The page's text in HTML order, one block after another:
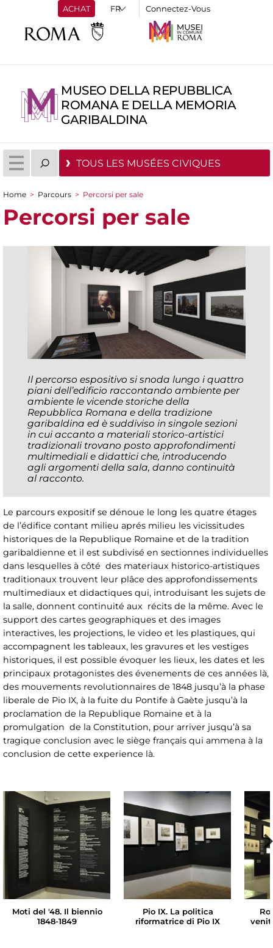
ACHAT Connectez-Vous
MUSEO DELLA REPUBBLICA
ROMANA E DELLA MEMORIA
GARIBALDINA
TOUS LES MUSÉES CIVIQUES
You are here
Home > Parcours > Percorsi per sale
Percorsi per sale
Il percorso espositivo si snoda lungo i quattro
piani dell’edificio raccontando ambiente per
ambiente le vicende storiche della
Repubblica Romana e della tradizione
garibaldina ed è suddiviso in singole sezioni
in cui accanto a materiali storico-artistici
tradizionali trovano posto approfondimenti
multimediali e didattici che, introducendo
agli argomenti della sala, danno continuità
al racconto.
Le parcours expositif se dénoue le long les quatre étages
de l’édifice contant milieu aprés milieu les vicissitudes
historiques de la Republique Romaine et de la tradition
garibaldienne et il est subdivisé en sectionnes individuelles
dans lesquelles à côté des materiaux historico-artistiques
traditionaux trouvent leur plâce des approfondissements
multimediaux et didactiques qui, introduisant les sujets de
la salle, donnent continuité aux récits de la même. Avec le
support des cartes geographiques et des images
interactives, les projections, le video et les plastiques, qui
accompagnent les tableaux, les gravures et les vestiges
historiques, il est possible évoquer les lieux, les dates et les
principaux protagonistes des évenements de ces années là,
des mouvements revolutionnaires de 1848 jusqu’à la phase
liberale de Pio IX, à la fuite du Pontife à Gaète jusqu’à la
proclamation de la Republique Romaine et à la
promulgation de la Constitution, pour arriver jusqu’à sa
tragique conclusion avec le siège français qui ammena à la
conclusion de cette experience là.
Moti del '48. Il biennio
1848-1849
Pio IX. La politica
riformatrice di Pio IX